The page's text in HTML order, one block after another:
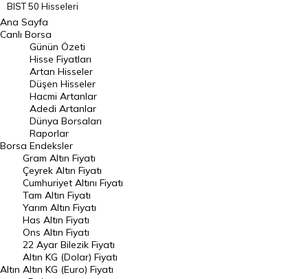
BIST 50 Hisseleri
BIST 100 Hisseleri
En Çok Artan Hisseler
En Çok Düşen Hisseler
Hacmi Artanlar
Geçmiş Kapanışlar
Dünya Borsaları
Raporlar
Endeksler
DÖVİZ
Döviz Kuru
Dolar Kuru
Ana Sayfa
Canlı Borsa
Borsa
Günün Özeti
Hisse Fiyatları
Artan Hisseler
Düşen Hisseler
Hacmi Artanlar
Adedi Artanlar
Dünya Borsaları
Raporlar
Endeksler
Altın
Gram Altın Fiyatı
Çeyrek Altın Fiyatı
Cumhuriyet Altını Fiyatı
Tam Altın Fiyatı
Yarım Altın Fiyatı
Has Altın Fiyatı
Ons Altın Fiyatı
22 Ayar Bilezik Fiyatı
Altın KG (Dolar) Fiyatı
Altın KG (Euro) Fiyatı